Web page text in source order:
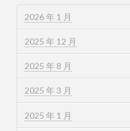
2026 年 1 月
2025 年 12 月
2025 年 8 月
2025 年 3 月
2025 年 1 月